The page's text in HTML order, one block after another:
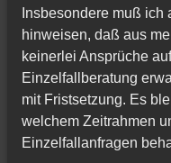
Insbesondere muß
hinweisen, daß aus
keinerlei Ansprüche
Einzelfallberatung
mit Fristsetzung. Es
welchem Zeitrahmen
Einzelfallanfragen